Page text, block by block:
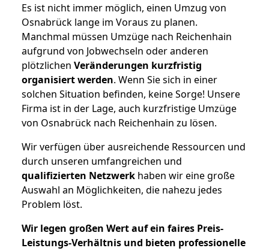
Es ist nicht immer möglich, einen Umzug von
Osnabrück lange im Voraus zu planen.
Manchmal müssen Umzüge nach Reichenhain
aufgrund von Jobwechseln oder anderen
plötzlichen Veränderungen kurzfristig
organisiert werden. Wenn Sie sich in einer
solchen Situation befinden, keine Sorge! Unsere
Firma ist in der Lage, auch kurzfristige Umzüge
von Osnabrück nach Reichenhain zu lösen.
Wir verfügen über ausreichende Ressourcen und
durch unseren umfangreichen und
qualifizierten Netzwerk haben wir eine große
Auswahl an Möglichkeiten, die nahezu jedes
Problem löst.
Wir legen großen Wert auf ein faires Preis-
Leistungs-Verhältnis und bieten professionelle